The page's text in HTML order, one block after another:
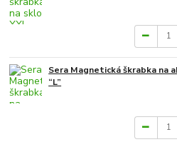
Sera Magnetická škrabka na
“L”